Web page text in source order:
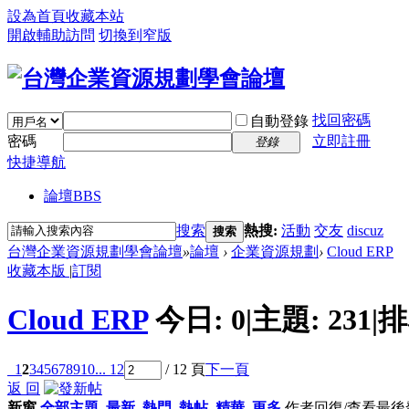
設為首頁收藏本站
開啟輔助訪問 切換到窄版
自動登錄 找回密碼
密碼
登錄
立即註冊
快捷導航
論壇BBS
搜索 搜索 熱搜: 活動 交友 discuz
台灣企業資源規劃學會論壇»論壇 › 企業資源規劃 › Cloud ERP
收藏本版 |訂閱
Cloud ERP 今日: 0|主題: 231|
12345678910... 12 / 12 頁下一頁
返 回